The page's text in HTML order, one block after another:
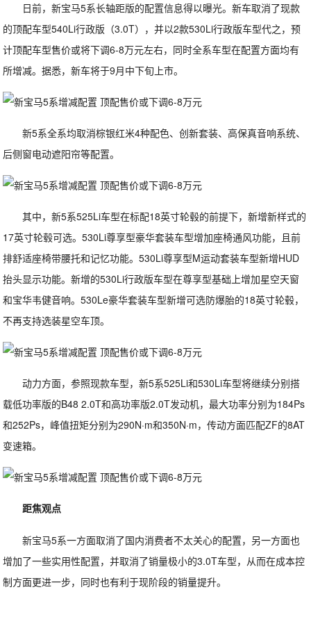
日前，新宝马5系长轴距版的配置信息得以曝光。新车取消了现款
的顶配车型540Li行政版（3.0T），并以2款530Li行政版车型代之，预
计顶配车型售价或将下调6-8万元左右，同时全系车型在配置方面均有
所增减。据悉，新车将于9月中下旬上市。
新5系全系均取消棕银红米4种配色、创新套装、高保真音响系统、
后侧窗电动遮阳帘等配置。
其中，新5系525Li车型在标配18英寸轮毂的前提下，新增新样式的
17英寸轮毂可选。530Li尊享型豪华套装车型增加座椅通风功能，且前
排舒适座椅带腰托和记忆功能。530Li尊享型M运动套装车型新增HUD
抬头显示功能。新增的530Li行政版车型在尊享型基础上增加星空天窗
和宝华韦健音响。530Le豪华套装车型新增可选防爆胎的18英寸轮毂，
不再支持选装星空车顶。
动力方面，参照现款车型，新5系525Li和530Li车型将继续分别搭
载低功率版的B48 2.0T和高功率版2.0T发动机，最大功率分别为184Ps
和252Ps，峰值扭矩分别为290N·m和350N·m，传动方面匹配ZF的8AT
变速箱。
距焦观点
新宝马5系一方面取消了国内消费者不太关心的配置，另一方面也
增加了一些实用性配置，并取消了销量极小的3.0T车型，从而在成本控
制方面更进一步，同时也有利于现阶段的销量提升。